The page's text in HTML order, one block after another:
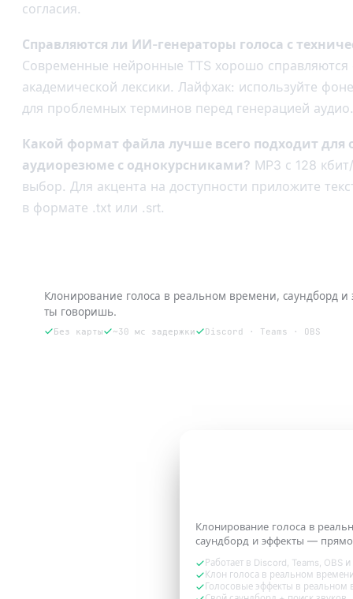
согласия.
Справляются ли ИИ-генераторы голоса с
Современные нейронные TTS хорошо
академической лексики. Лайфхак: используйте
для проблемных терминов перед генерацией аудио.
Какой формат файла лучше всего подходит для
аудиорезюме с однокурсниками? MP3 с 128
выбор. Для акцента на доступности приложите
в формате .txt или .srt.
Клонирование голоса в реальном времени, саундборд
ты говоришь.
Без карты ~30 мс задержки Discord · Teams · OBS
Клонирование голоса в
саундборд и эффекты —
Работает в Discord, Teams, OBS и
Клон голоса в реальном
Голосовые эффекты в реальном